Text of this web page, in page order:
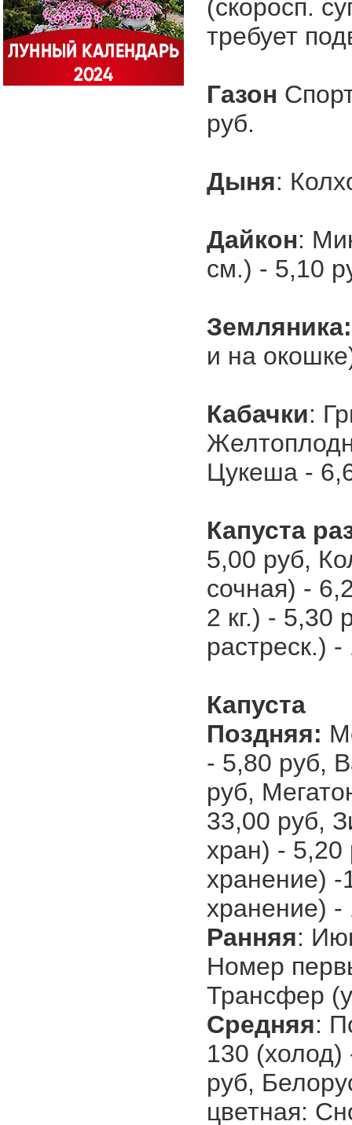
(скоросп.
требует
Газон
руб.
Дыня:
Дайкон:
см.) - 5,10
и на
Кабачки:
Цукеша -
Капуста
5,00 руб,
сочная) -
2 кг.) - 5,30
растреск.)
Капуста
Поздняя:
- 5,80 руб,
руб,
33,00 руб,
хран) - 5,20
хранение) -
хранение) -
Ранняя:
Номер
Трансфер
Средняя:
130
руб,
цветная: